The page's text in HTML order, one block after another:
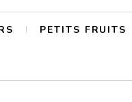
PETITS FRUITS